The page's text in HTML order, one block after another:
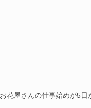
花屋さんの仕事始めが5日